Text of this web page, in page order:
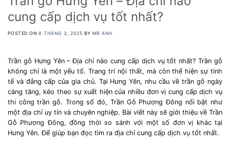
cung cấp dịch vụ tốt nhất?
POSTED ON8 THÁNG 3, 2025 BY MR ANH
Trần gỗ Hưng Yên – Địa chỉ nào cung cấp dịch vụ tốt nhất? Trần gỗ
không chỉ là một yếu tố. Trang trí nội thất, mà còn thể hiện sự tinh
tế và đẳng cấp của gia chủ. Tại Hưng Yên, nhu cầu về trần gỗ ngày
càng tăng, kéo theo sự xuất hiện của nhiều đơn vị cung cấp dịch vụ
thi công trần gỗ. Trong số đó, Trần Gỗ Phương Đông nổi bật như
một địa chỉ uy tín và chuyên nghiệp. Bài viết này sẽ giới thiệu về Trần
Gỗ Phương Đông, đồng thời so sánh với một số đơn vị khác tại
Hưng Yên. Để giúp bạn đọc tìm ra địa chỉ cung cấp dịch vụ tốt nhất.